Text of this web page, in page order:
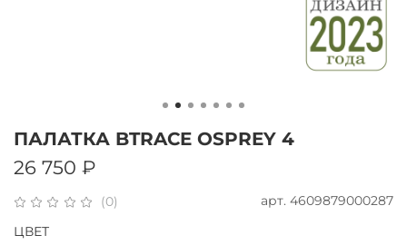
(0) арт. 4609879000287
ПАЛАТКА BTRACE OSPREY 4
26 750 ₽
ЦВЕТ